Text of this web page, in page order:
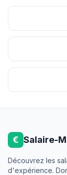
€ Salaire-
Découvrez les
d'expérience.